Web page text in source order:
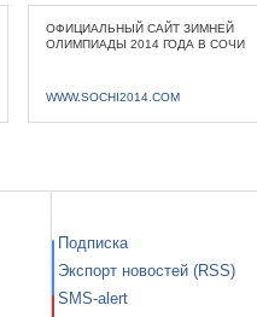
ОФИЦИАЛЬНЫЙ САЙТ ЗИМНЕЙ
ОЛИМПИАДЫ 2014 ГОДА В СОЧИ
WWW.SOCHI2014.COM
Подписка
Экспорт новостей (RSS)
SMS-alert